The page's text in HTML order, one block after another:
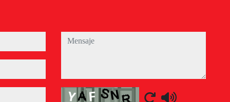
mensaje
Captcha